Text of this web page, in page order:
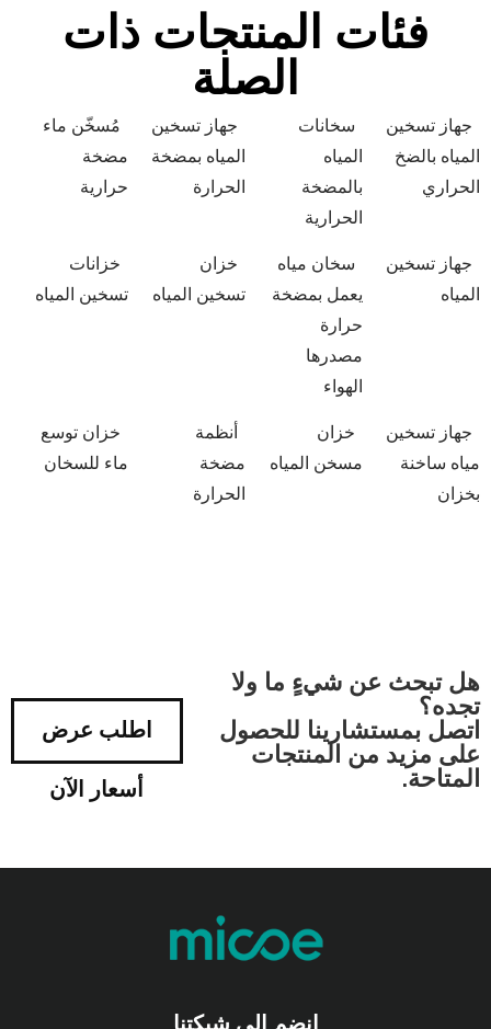
فئات المنتجات ذات
الصلة
جهاز تسخين
المياه بالضخ
الحراري
سخانات
المياه
بالمضخة
الحرارية
جهاز تسخين
المياه بمضخة
الحرارة
مُسخّن ماء
مضخة
حرارية
جهاز تسخين
المياه
سخان مياه
يعمل بمضخة
حرارة
مصدرها
الهواء
خزان
تسخين المياه
خزانات
تسخين المياه
جهاز تسخين
مياه ساخنة
بخزان
خزان
مسخن المياه
أنظمة
مضخة
الحرارة
خزان توسع
ماء للسخان
هل تبحث عن شيءٍ ما ولا
تجده؟
اتصل بمستشارينا للحصول
على مزيد من المنتجات
المتاحة.
اطلب عرض
أسعار الآن